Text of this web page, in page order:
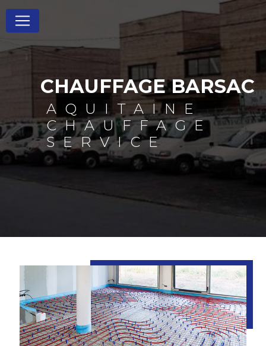
CHAUFFAGE BARSAC
AQUITAINE
CHAUFFAGE
SERVICE
Panneau de gestion des cookies